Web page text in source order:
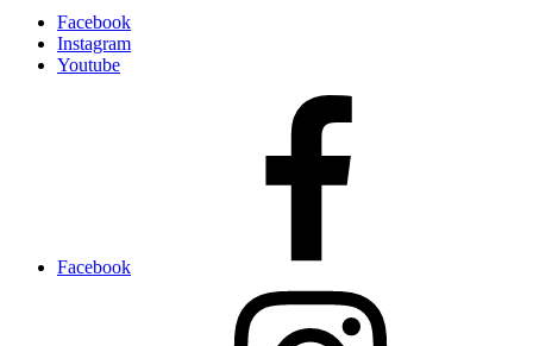
Facebook
Instagram
Youtube
Facebook